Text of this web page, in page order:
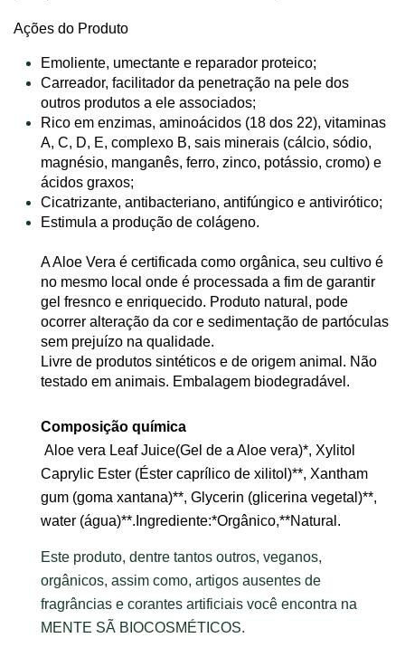
Ações do Produto
Emoliente, umectante e reparador proteico;
Carreador, facilitador da penetração na pele dos
outros produtos a ele associados;
Rico em enzimas, aminoácidos (18 dos 22), vitaminas
A, C, D, E, complexo B, sais minerais (cálcio, sódio,
magnésio, manganês, ferro, zinco, potássio, cromo) e
ácidos graxos;
Cicatrizante, antibacteriano, antifúngico e antivirótico;
Estimula a produção de colágeno.
A Aloe Vera é certificada como orgânica, seu cultivo é
no mesmo local onde é processada a fim de garantir
gel fresnco e enriquecido. Produto natural, pode
ocorrer alteração da cor e sedimentação de partóculas
sem prejuízo na qualidade.
Livre de produtos sintéticos e de origem animal. Não
testado em animais. Embalagem biodegradável.
Composição química
Aloe vera Leaf Juice(Gel de a Aloe vera)*, Xylitol
Caprylic Ester (Éster caprílico de xilitol)**, Xantham
gum (goma xantana)**, Glycerin (glicerina vegetal)**,
water (água)**.Ingrediente:*Orgânico,**Natural.
Este produto, dentre tantos outros, veganos,
orgânicos, assim como, artigos ausentes de
fragrâncias e corantes artificiais você encontra na
MENTE SÃ BIOCOSMÉTICOS.